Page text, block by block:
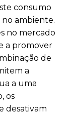
consumo
ambiente.
no mercado
a promover
de
a
a uma
os
desativam